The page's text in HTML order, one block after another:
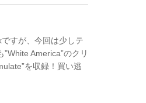
すが、今回は少しテ
America”のクリ
を収録！買い逃